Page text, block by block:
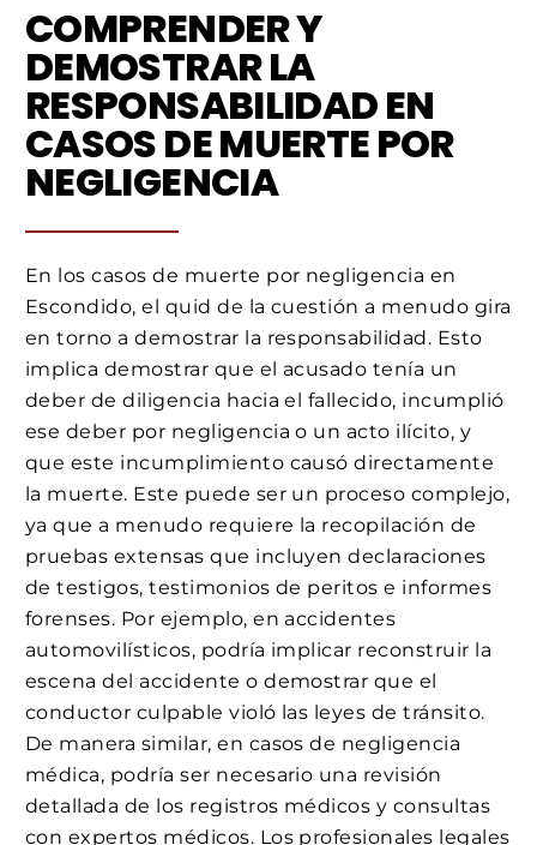
COMPRENDER Y
DEMOSTRAR LA
RESPONSABILIDAD EN
CASOS DE MUERTE POR
NEGLIGENCIA
En los casos de muerte por negligencia en
Escondido, el quid de la cuestión a menudo gira
en torno a demostrar la responsabilidad. Esto
implica demostrar que el acusado tenía un
deber de diligencia hacia el fallecido, incumplió
ese deber por negligencia o un acto ilícito, y
que este incumplimiento causó directamente
la muerte. Este puede ser un proceso complejo,
ya que a menudo requiere la recopilación de
pruebas extensas que incluyen declaraciones
de testigos, testimonios de peritos e informes
forenses. Por ejemplo, en accidentes
automovilísticos, podría implicar reconstruir la
escena del accidente o demostrar que el
conductor culpable violó las leyes de tránsito.
De manera similar, en casos de negligencia
médica, podría ser necesario una revisión
detallada de los registros médicos y consultas
con expertos médicos. Los profesionales legales